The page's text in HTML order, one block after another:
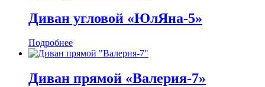
Диван угловой «ЮлЯна-5»
Подробнее
Диван прямой «Валерия-7»